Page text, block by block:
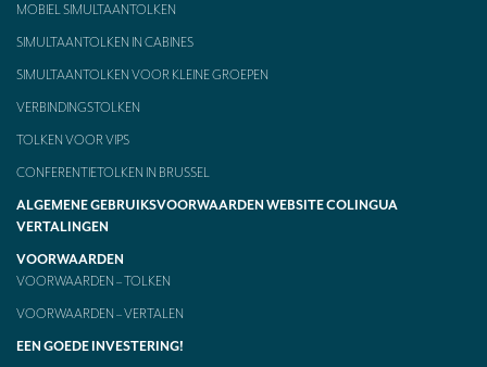
MOBIEL SIMULTAANTOLKEN
SIMULTAANTOLKEN IN CABINES
SIMULTAANTOLKEN VOOR KLEINE GROEPEN
VERBINDINGSTOLKEN
TOLKEN VOOR VIPS
CONFERENTIETOLKEN IN BRUSSEL
ALGEMENE GEBRUIKSVOORWAARDEN WEBSITE COLINGUA
VERTALINGEN
VOORWAARDEN
VOORWAARDEN – TOLKEN
VOORWAARDEN – VERTALEN
EEN GOEDE INVESTERING!